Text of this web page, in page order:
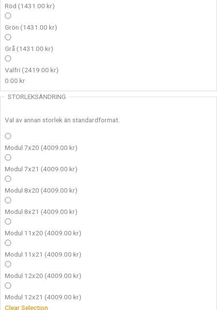
Röd (1431.00 kr)
Grön (1431.00 kr)
Grå (1431.00 kr)
Valfri(2419.00 kr)
0.00 kr
STORLEKSÄNDRING
Val av annan storlek än standardformat.
Modul 7x20 (4009.00 kr)
Modul 7x21 (4009.00 kr)
Modul 8x20 (4009.00 kr)
Modul 8x21 (4009.00 kr)
Modul 11x20 (4009.00 kr)
Modul 11x21 (4009.00 kr)
Modul 12x20 (4009.00 kr)
Modul 12x21 (4009.00 kr)
Clear Selection